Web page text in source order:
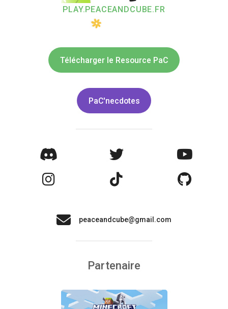
PLAY.PEACEANDCUBE.FR
Télécharger le Resource PaC
PaC'necdotes
peaceandcube@gmail.com
Partenaire